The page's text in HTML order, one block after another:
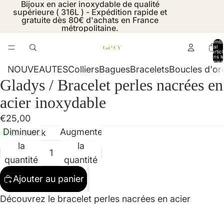
Bijoux en acier inoxydable de qualité
supérieure ( 316L ) - Expédition rapide et
gratuite dès 80€ d'achats en France
métropolitaine.
total
dans le
NOUVEAUTESColliersBaguesBraceletsBoucles
Ouvrir
l’image
en
plein
écran
Ouvrir
l’image
en
plein
écran
Ouvrir
l’image
en
plein
écran
Ouvrir
l’image
en
plein
écran
Gladys / Bracelet perles nacrées en
acier inoxydable
€25,00
En stock
Diminuer
la
quantité
Augmenter
la
quantité
Ajouter au panier
Découvrez le bracelet perles nacrées en acier